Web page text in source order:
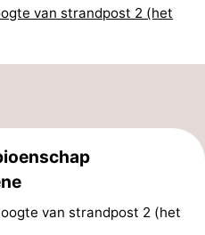
van strandpost 2 (het
van strandpost 2 (het